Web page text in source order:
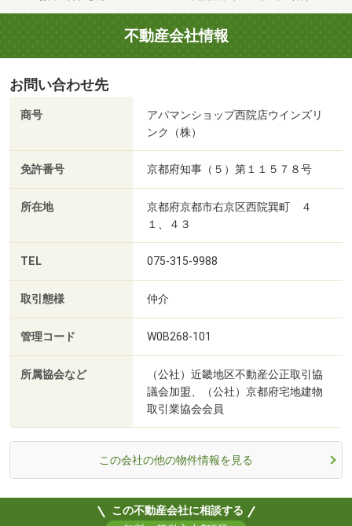
不動産会社情報
お問い合わせ先
商号
アパマンショップ西院店ウインズリ
ンク（株）
免許番号 京都府知事（５）第１１５７８号
所在地
京都府京都市右京区西院巽町 ４
１、４３
TEL 075-315-9988
取引態様 仲介
管理コード W0B268-101
所属協会など
（公社）近畿地区不動産公正取引協
議会加盟、（公社）京都府宅地建物
取引業協会会員
この会社の他の物件情報を見る
この不動産会社に相談する